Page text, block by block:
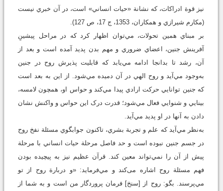
نيز قوة ادراکات، که نشانة «حيات انساني» است، در آن خبري نيست
(مكارم شيرازي و همكاران، 1353، ج 17، ص 127).
بر مبناي همين تحولات، مي‌توان اظهار کرد که در مراحل پيشينِ
آفرينش جنين، اعضاي ضروري و مهم بدن پديد آمده است و بعد از
آن، رشد تا بدانجا ادامه مي‌يابد که قابليت پذيرش روح در جنين
به‌وجود مي‌آيد و روح الهي در آن دميده مي‌شود. از اين به بعد است
که جنين توانايي حرکت ارادي پيدا مي‌کند و حواس او، همچون لامسه،
بينايي و شنوايي فعال مي‌شود؛ قدرت درک اين حواس و واکنش نشان
دادن به آنها در او پدید مي‌آيد.
به‌نظر مي‌آيد که علم و تجربة بشري، تاکنون جوابگوي مسئلة نفخ روح
در جسم جنين نبوده است و حد فاصل مرحلة حيات انساني با مرحلة
پيش از آن را نمي‌تواند معين کند. قرآن عظيم نيز به پيچيده بودن
فهم مسئلة روح اشاره می‌کند و مي‌فرمايد: «و دربارة روح از تو
مي‌پرسند. بگو: روح از [سنخ] فرمان پروردگار من است و به شما از